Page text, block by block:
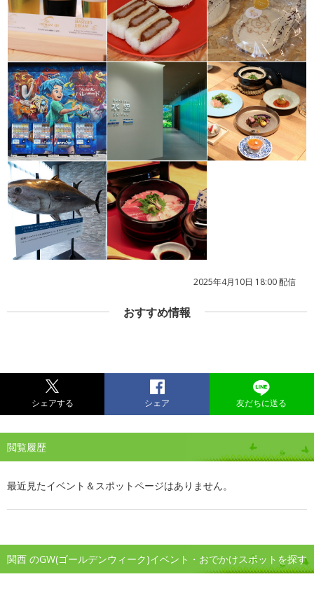
2025年4月10日 18:00 配信
おすすめ情報
シェアする シェア 友だちに送る
閲覧履歴
最近見たイベント＆スポットページはありません。
関西 のGW(ゴールデンウィーク)イベント・おでかけスポットを探す